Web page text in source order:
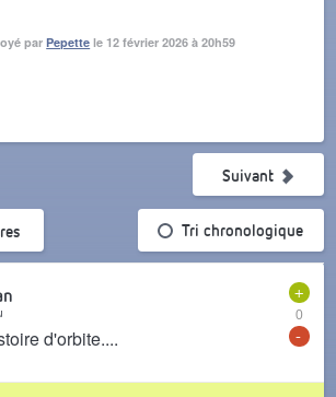
parPepette le 12 février 2026 à 20h59
popularité Tri chronologique
Suivant
+
0
-
d'orbite....